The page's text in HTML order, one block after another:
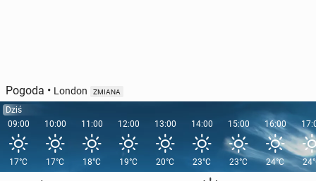
Pogoda • London ZMIANA
Dziś
09:00
17°C
10:00
17°C
11:00
18°C
12:00
19°C
13:00
20°C
14:00
23°C
15:00
23°C
16:00
24°C